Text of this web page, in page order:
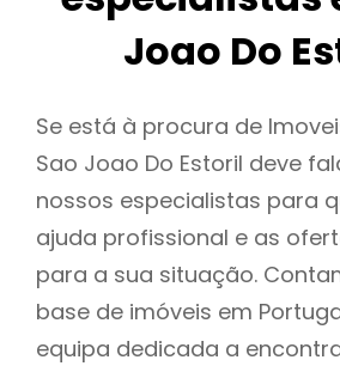
Joao Do
Se está à procura de
Sao Joao Do Estoril deve
nossos especialistas para
ajuda profissional e as
para a sua situação.
base de imóveis em
equipa dedicada a